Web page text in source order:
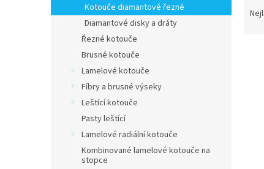
e
Kotouče diamantové řezné
Diamantové disky a dráty
Řezné kotouče
Brusné kotouče
Lamelové kotouče
Fíbry a brusné výseky
Leštící kotouče
Pasty leštící
Lamelové radiální kotouče
Kombinované lamelové kotouče na
stopce